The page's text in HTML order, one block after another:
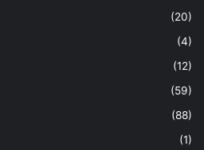
(20)
(4)
(12)
(59)
(88)
(1)